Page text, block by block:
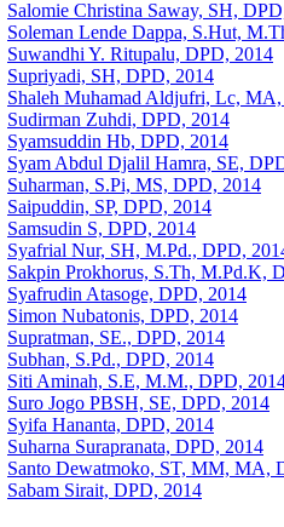
Salomie Christina Saway, SH,
Soleman Lende Dappa, S.Hut,
Suwandhi Y. Ritupalu, DPD, 2014
Supriyadi, SH, DPD, 2014
Shaleh Muhamad Aldjufri, Lc,
Sudirman Zuhdi, DPD, 2014
Syamsuddin Hb, DPD, 2014
Syam Abdul Djalil Hamra, SE,
Suharman, S.Pi, MS, DPD, 2014
Saipuddin, SP, DPD, 2014
Samsudin S, DPD, 2014
Syafrial Nur, SH, M.Pd., DPD,
Sakpin Prokhorus, S.Th, M.Pd.K,
Syafrudin Atasoge, DPD, 2014
Simon Nubatonis, DPD, 2014
Supratman, SE., DPD, 2014
Subhan, S.Pd., DPD, 2014
Siti Aminah, S.E, M.M., DPD,
Suro Jogo PBSH, SE, DPD, 2014
Syifa Hananta, DPD, 2014
Suharna Surapranata, DPD, 2014
Santo Dewatmoko, ST, MM, MA,
Sabam Sirait, DPD, 2014